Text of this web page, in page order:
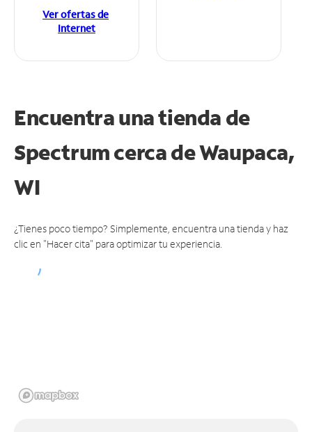
Ver ofertas de
Internet
Encuentra una tienda de
Spectrumcerca de Waupaca,
WI
¿Tienes poco tiempo? Simplemente, encuentra una tienda y haz
clic en "Hacer cita" para optimizar tu experiencia.